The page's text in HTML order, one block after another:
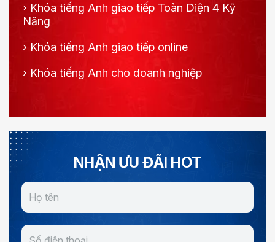
› Khóa tiếng Anh giao tiếp Toàn Diện 4 Kỹ
Năng
› Khóa tiếng Anh giao tiếp online
› Khóa tiếng Anh cho doanh nghiệp
NHẬN ƯU ĐÃI HOT